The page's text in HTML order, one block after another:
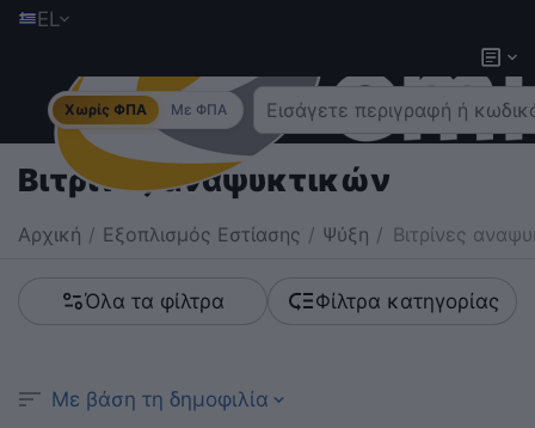
EL
Χωρίς ΦΠΑ Με ΦΠΑ
Βιτρίνες αναψυκτικών
Αρχική / Εξοπλισμός Εστίασης / Ψύξη / Βιτρίνες
Όλα τα φίλτρα Φίλτρα κατηγορίας
Με βάση τη δημοφιλία